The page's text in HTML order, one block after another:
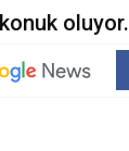
oluyor.